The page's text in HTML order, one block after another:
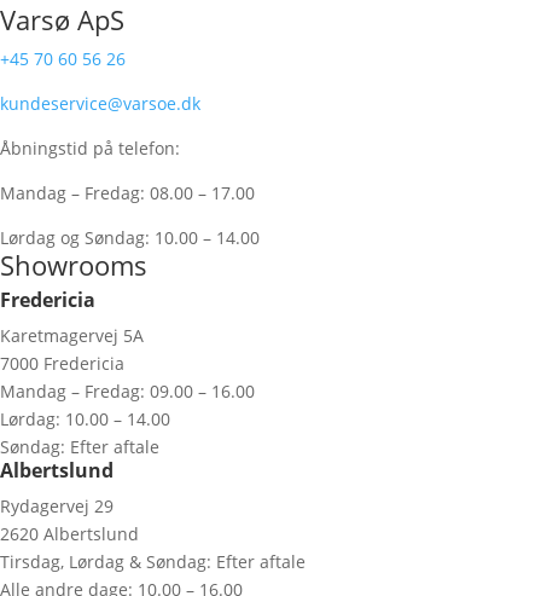
Varsø ApS
+45 70 60 56 26
kundeservice@varsoe.dk
Åbningstid på telefon:
Mandag – Fredag: 08.00 – 17.00
Lørdag og Søndag: 10.00 – 14.00
Showrooms
Fredericia
Karetmagervej 5A
7000 Fredericia
Mandag – Fredag: 09.00 – 16.00
Lørdag: 10.00 – 14.00
Søndag: Efter aftale
Albertslund
Rydagervej 29
2620 Albertslund
Tirsdag, Lørdag & Søndag: Efter aftale
Alle andre dage: 10.00 – 16.00